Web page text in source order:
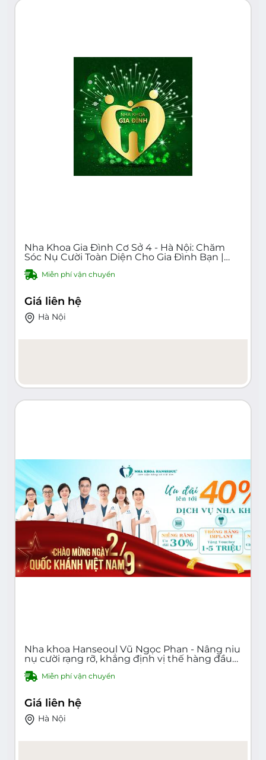
Nha Khoa Gia Đình Cơ Sở 4 - Hà Nội: Chăm
Sóc Nụ Cười Toàn Diện Cho Gia Đình Bạn |
Khám Răng, Điều Trị Răng, Trồng Răng,
Niềng Răng, Làm Trắng Răng, Phục Hình
Miễn phí vận chuyển
Giá liên hệ
Hà Nội
Nha khoa Hanseoul Vũ Ngọc Phan - Nâng niu
nụ cười rạng rỡ, khẳng định vị thế hàng đầu
tại Hà Nội | Dịch vụ nha khoa uy tín, chuyên
nghiệp, giá cả hợp lý | Khám, điều trị, phục
Láng Hạ, Đống Đa, Hà Nội
Miễn phí vận chuyển
Giá liên hệ
Hà Nội